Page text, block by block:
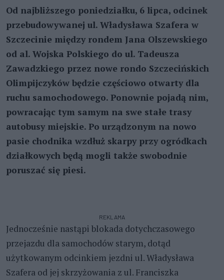
Od najbliższego poniedziałku, 6 lipca, odcinek
przebudowywanej ul. Władysława Szafera w
Szczecinie między rondem Jana Olszewskiego
od al. Wojska Polskiego do ul. Tadeusza
Zawadzkiego przez nowe rondo Szczecińskich
Olimpijczyków będzie częściowo otwarty dla
ruchu samochodowego. Ponownie pojadą nim,
powracając tym samym na swe stałe trasy
autobusy miejskie. Po urządzonym na nowo
pasie chodnika wzdłuż skarpy przy ogródkach
działkowych będą mogli także swobodnie
poruszać się piesi.
REKLAMA
Jednocześnie nastąpi blokada dotychczasowego
przejazdu dla samochodów starym, dotąd
użytkowanym odcinkiem jezdni ul. Władysława
Szafera od jej skrzyżowania z ul. Franciszka